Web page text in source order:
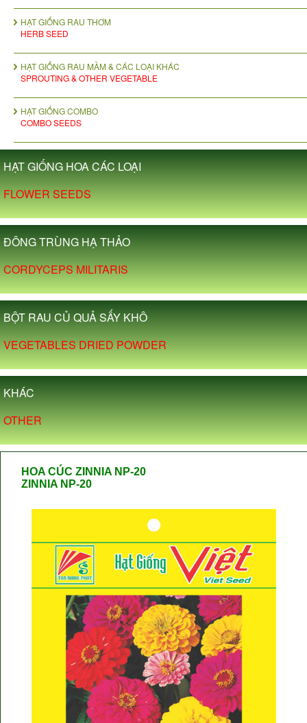
HẠT GIỐNG RAU THƠM
HERB SEED
HẠT GIỐNG RAU MẦM & CÁC LOẠI KHÁC
SPROUTING & OTHER VEGETABLE
HẠT GIỐNG COMBO
COMBO SEEDS
HẠT GIỐNG HOA CÁC LOẠI
FLOWER SEEDS
ĐÔNG TRÙNG HẠ THẢO
CORDYCEPS MILITARIS
BỘT RAU CỦ QUẢ SẤY KHÔ
VEGETABLES DRIED POWDER
KHÁC
OTHER
HOA CÚC ZINNIA NP-20
ZINNIA NP-20